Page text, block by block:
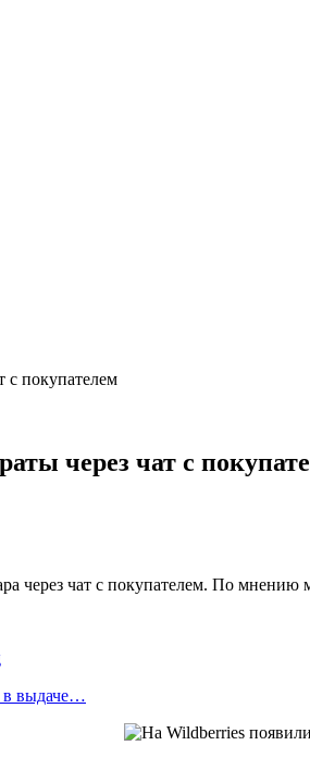
с покупателем
через чат с
через чат с покупателем. По
в выдаче…